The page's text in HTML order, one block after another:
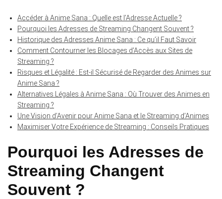
Accéder à Anime Sana : Quelle est l’Adresse Actuelle ?
Pourquoi les Adresses de Streaming Changent Souvent ?
Historique des Adresses Anime Sana : Ce qu’il Faut Savoir
Comment Contourner les Blocages d’Accès aux Sites de
Streaming ?
Risques et Légalité : Est-il Sécurisé de Regarder des Animes sur
Anime Sana ?
Alternatives Légales à Anime Sana : Où Trouver des Animes en
Streaming ?
Une Vision d’Avenir pour Anime Sana et le Streaming d’Animes
Maximiser Votre Expérience de Streaming : Conseils Pratiques
Pourquoi les Adresses de
Streaming Changent
Souvent ?